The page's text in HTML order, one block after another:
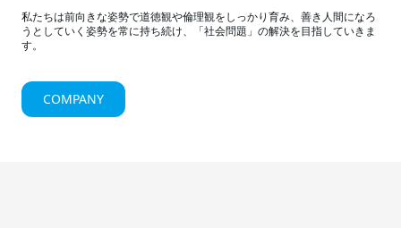
私たちは前向きな姿勢で道徳観や倫理観をしっかり育み、善き⼈間になろ
うとしていく姿勢を常に持ち続け、「社会問題」の解決を⽬指していきま
す。
COMPANY